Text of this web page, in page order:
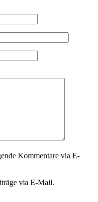
Kommentare via E-
via E-Mail.